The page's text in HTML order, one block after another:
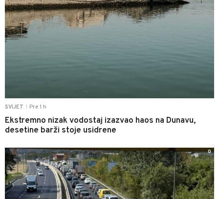
SVIJET Pre 1 h
Ekstremno nizak vodostaj izazvao haos na Dunavu,
desetine barži stoje usidrene
0